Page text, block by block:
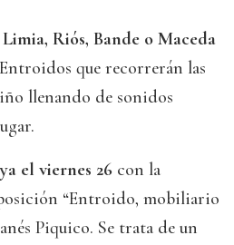
Riós, Bande o Maceda
que recorrerán las
llenando de sonidos
el viernes 26 con la
“Entroido, mobiliario
Piquico. Se trata de un